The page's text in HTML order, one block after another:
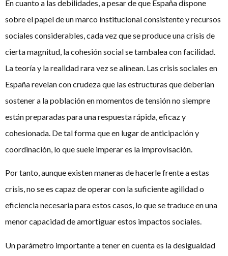
En cuanto a las debilidades, a pesar de que España dispone
sobre el papel de un marco institucional consistente y recursos
sociales considerables, cada vez que se produce una crisis de
cierta magnitud, la cohesión social se tambalea con facilidad.
La teoría y la realidad rara vez se alinean. Las crisis sociales en
España revelan con crudeza que las estructuras que deberían
sostener a la población en momentos de tensión no siempre
están preparadas para una respuesta rápida, eficaz y
cohesionada. De tal forma que en lugar de anticipación y
coordinación, lo que suele imperar es la improvisación.
Por tanto, aunque existen maneras de hacerle frente a estas
crisis, no se es capaz de operar con la suficiente agilidad o
eficiencia necesaria para estos casos, lo que se traduce en una
menor capacidad de amortiguar estos impactos sociales.
Un parámetro importante a tener en cuenta es la desigualdad